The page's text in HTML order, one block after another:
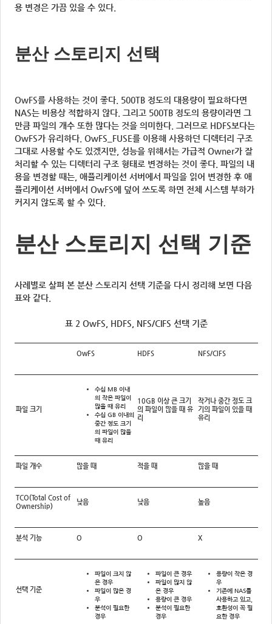
용 변경은 가끔 있을 수 있다.
분산 스토리지 선택
OwFS를 사용하는 것이 좋다. 500TB 정도의 대용량이 필요하다면
NAS는 비용상 적합하지 않다. 그리고 500TB 정도의 용량이라면 그
만큼 파일의 개수 또한 많다는 것을 의미한다. 그러므로 HDFS보다는
OwFS가 유리하다. OwFS_FUSE를 이용해 사용하던 디렉터리 구조
그대로 사용할 수도 있겠지만, 성능을 위해서는 가급적 Owner가 잘
처리할 수 있는 디렉터리 구조 형태로 변경하는 것이 좋다. 파일의 내
용을 변경할 때는, 애플리케이션 서버에서 파일을 읽어 변경한 후 애
플리케이션 서버에서 OwFS에 덮어 쓰도록 하면 전체 시스템 부하가
커지지 않도록 할 수 있다.
분산 스토리지 선택 기준
사례별로 살펴 본 분산 스토리지 선택 기준을 다시 정리해 보면 다음
표와 같다.
표 2 OwFS, HDFS, NFS/CIFS 선택 기준
OwFS HDFS NFS/CIFS
파일 크기
수십 MB 이내
의 작은 파일이
많을 때 유리
수십 GB 이내의
중간 정도 크기
의 파일이 많을
때 유리
10GB 이상 큰 크기
의 파일이 많을 때 유
리
작거나 중간 정도 크
기의 파일이 있을 때
유리
파일 개수 많을 때 적을 때 많을 때
TCO(Total Cost of
Ownership)
낮음 낮음 높음
분석 기능 O O X
선택 기준
파일이 크지 않
은 경우
파일이 많은 경
우
분석이 필요한
경우
파일이 큰 경우
파일이 많지 않
은 경우
용량이 큰 경우
분석이 필요한
경우
용량이 작은 경
우
기존에 NAS를
사용하고 있고,
호환성이 꼭 필
요한 경우